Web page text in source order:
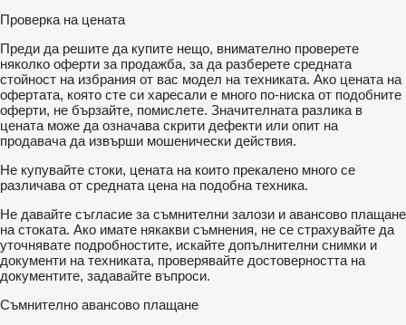
Проверка на цената
Преди да решите да купите нещо, внимателно проверете
няколко оферти за продажба, за да разберете средната
стойност на избрания от вас модел на техниката. Ако цената на
офертата, която сте си харесали е много по-ниска от подобните
оферти, не бързайте, помислете. Значителната разлика в
цената може да означава скрити дефекти или опит на
продавача да извърши мошенически действия.
Не купувайте стоки, цената на които прекалено много се
различава от средната цена на подобна техника.
Не давайте съгласие за съмнителни залози и авансово плащане
на стоката. Ако имате някакви съмнения, не се страхувайте да
уточнявате подробностите, искайте допълнителни снимки и
документи на техниката, проверявайте достоверността на
документите, задавайте въпроси.
Съмнително авансово плащане